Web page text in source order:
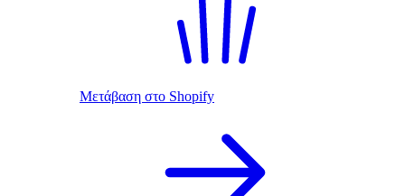
Μετάβαση στο Shopify